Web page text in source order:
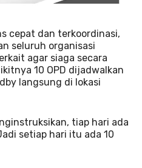
cepat dan terkoordinasi,
seluruh organisasi
agar siaga secara
10 OPD dijadwalkan
langsung di lokasi
tiap hari ada
setiap hari itu ada 10